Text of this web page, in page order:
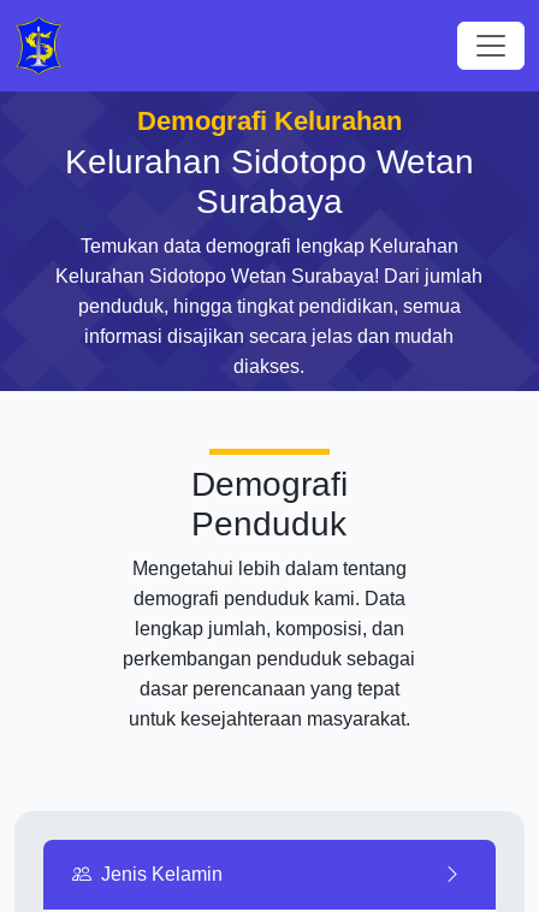
Demografi Kelurahan
Kelurahan Sidotopo Wetan
Surabaya
Temukan data demografi lengkap Kelurahan
Kelurahan Sidotopo Wetan Surabaya! Dari jumlah
penduduk, hingga tingkat pendidikan, semua
informasi disajikan secara jelas dan mudah
diakses.
Demografi
Penduduk
Mengetahui lebih dalam tentang
demografi penduduk kami. Data
lengkap jumlah, komposisi, dan
perkembangan penduduk sebagai
dasar perencanaan yang tepat
untuk kesejahteraan masyarakat.
Jenis Kelamin